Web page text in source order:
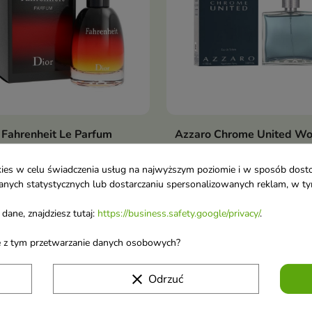
Pokaż szczegóły
Le Parfum
perfum
Pokaż szczegóły
Azzaro Chrome United
ml
Woda Toaletowa dla
brak na stanie
w celu świadczenia usług na najwyższym poziomie i w sposób
statystycznych lub dostarczaniu spersonalizowanych reklam, w
znajdziesz tutaj: https://business.safety.google/privacy/.
tym przetwarzanie danych osobowych?
clear Odrzuć